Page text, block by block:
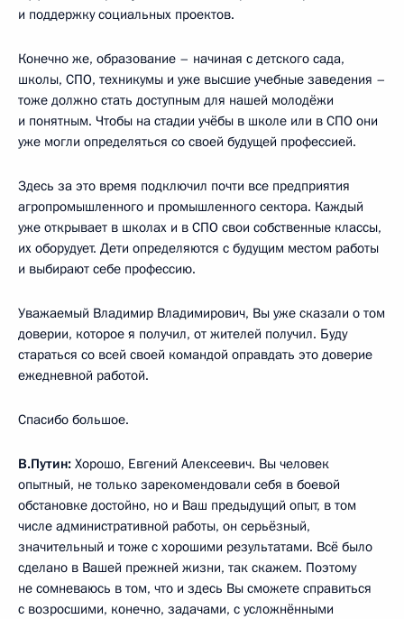
и поддержку социальных проектов.
Конечно же, образование – начиная с детского сада,
школы, СПО, техникумы и уже высшие учебные заведения –
тоже должно стать доступным для нашей молодёжи
и понятным. Чтобы на стадии учёбы в школе или в СПО они
уже могли определяться со своей будущей профессией.
Здесь за это время подключил почти все предприятия
агропромышленного и промышленного сектора. Каждый
уже открывает в школах и в СПО свои собственные классы,
их оборудует. Дети определяются с будущим местом работы
и выбирают себе профессию.
Уважаемый Владимир Владимирович, Вы уже сказали о том
доверии, которое я получил, от жителей получил. Буду
стараться со всей своей командой оправдать это доверие
ежедневной работой.
Спасибо большое.
В.Путин: Хорошо, Евгений Алексеевич. Вы человек
опытный, не только зарекомендовали себя в боевой
обстановке достойно, но и Ваш предыдущий опыт, в том
числе административной работы, он серьёзный,
значительный и тоже с хорошими результатами. Всё было
сделано в Вашей прежней жизни, так скажем. Поэтому
не сомневаюсь в том, что и здесь Вы сможете справиться
с возросшими, конечно, задачами, с усложнёнными